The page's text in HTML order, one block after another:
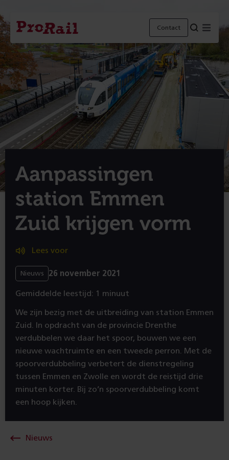
Navigatie
Homepage
ProRail
Contact Menu
Aanpassingen
station Emmen
Zuid krijgen vorm
Lees voor
Nieuws 26 november 2021
Gemiddelde leestijd: 1 minuut
We zijn bezig met de uitbreiding van station Emmen
Zuid. In opdracht van de provincie Drenthe
verdubbelen we daar het spoor, bouwen we een
nieuwe wachtruimte en een tweede perron. Met de
spoorverdubbeling verbetert de dienstregeling
tussen Emmen en Zwolle en wordt de reistijd drie
minuten korter. Bij zo’n spoorverdubbeling komt
een hoop kijken.
Nieuws